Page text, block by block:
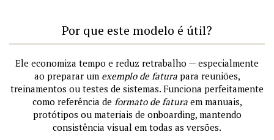
Por que este modelo é útil?
Ele economiza tempo e reduz retrabalho — especialmente
ao preparar um exemplo de faturapara reuniões,
treinamentos ou testes de sistemas. Funciona perfeitamente
como referência de formato de faturaem manuais,
protótipos ou materiais de onboarding, mantendo
consistência visual em todas as versões.